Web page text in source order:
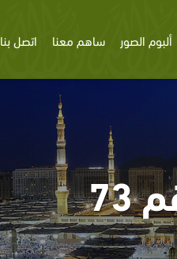
ألبوم الصور ساهم معنا اتصل بنا
73